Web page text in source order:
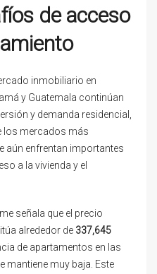
de acceso
inmobiliario en
y Guatemala continúan
y demanda residencial,
los mercados más
aún enfrentan importantes
a la vivienda y el
señala que el precio
alrededor de 337,645
de apartamentos en las
mantiene muy baja. Este